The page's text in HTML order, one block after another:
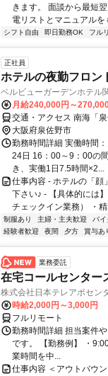
きます。 面談から最短
電リストとマニュアル
シフト自由 即日勤務OK フル
正社員
ホテルの夜勤フロン
ベルビューガーデンホテル
月給240,000円～
交通・アクセス 南海「
大阪府泉佐野市
勤務時間詳細 実働時間
24日 16：00～9：00の
き、実働1日7.5時間×2...
仕事内容 - ホテルの「顔
下さい♪ - 【具体的には
チェックイン業務） ・
制服あり 主婦・主夫歓迎 バ
経験者歓迎
夜間 夕方 賞与あ
業務委託
在宅コールセンター
株式会社日本テレアポセン
時給2,000円～3,000円
フルリモート
勤務時間詳細 担当案件
です。 【勤務例】 ・
業時間を中...
仕事内容 ＜アウトバウ